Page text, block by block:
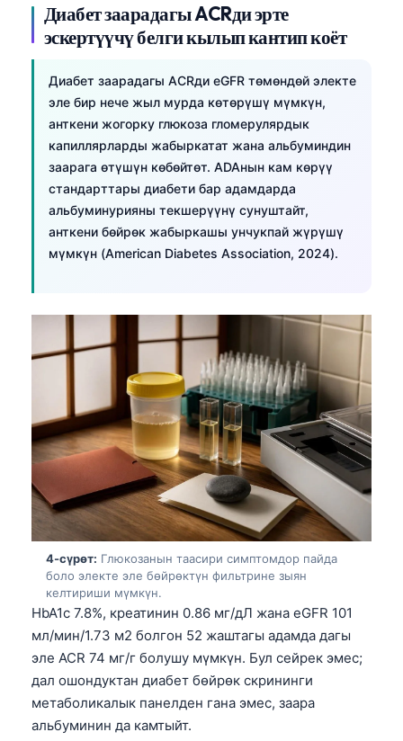
Диабет заарадагы ACRди эрте
эскертүүчү белги кылып кантип коёт
Диабет заарадагы ACRди eGFR төмөндөй электе
эле бир нече жыл мурда көтөрүшү мүмкүн,
анткени жогорку глюкоза гломерулярдык
капиллярларды жабыркатат жана альбуминдин
заарага өтүшүн көбөйтөт. ADAнын кам көрүү
стандарттары диабети бар адамдарда
альбуминурияны текшерүүнү сунуштайт,
анткени бөйрөк жабыркашы унчукпай жүрүшү
мүмкүн (American Diabetes Association, 2024).
4-сүрөт: Глюкозанын таасири симптомдор пайда
боло электе эле бөйрөктүн фильтрине зыян
келтириши мүмкүн.
HbA1c 7.8%, креатинин 0.86 мг/дЛ жана eGFR 101
мл/мин/1.73 м2 болгон 52 жаштагы адамда дагы
эле ACR 74 мг/г болушу мүмкүн. Бул сейрек эмес;
дал ошондуктан диабет бөйрөк скрининги
метаболикалык панелден гана эмес, заара
альбуминин да камтыйт.